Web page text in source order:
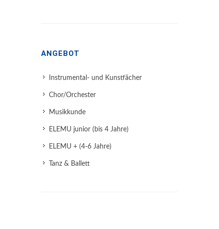
ANGEBOT
Instrumental- und Kunstfächer
Chor/Orchester
Musikkunde
ELEMU junior (bis 4 Jahre)
ELEMU + (4-6 Jahre)
Tanz & Ballett